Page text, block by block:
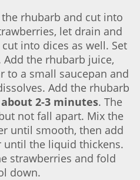
rhubarb and cut into
let drain and
into dices as well. Set
the rhubarb juice,
to a small saucepan and
Add the rhubarb
2-3 minutes. The
not fall apart. Mix the
until smooth, then add
until the liquid thickens.
strawberries and fold
down.